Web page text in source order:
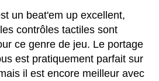
un beat'em up excellent,
contrôles tactiles sont
ce genre de jeu. Le portage
est pratiquement parfait sur
il est encore meilleur avec